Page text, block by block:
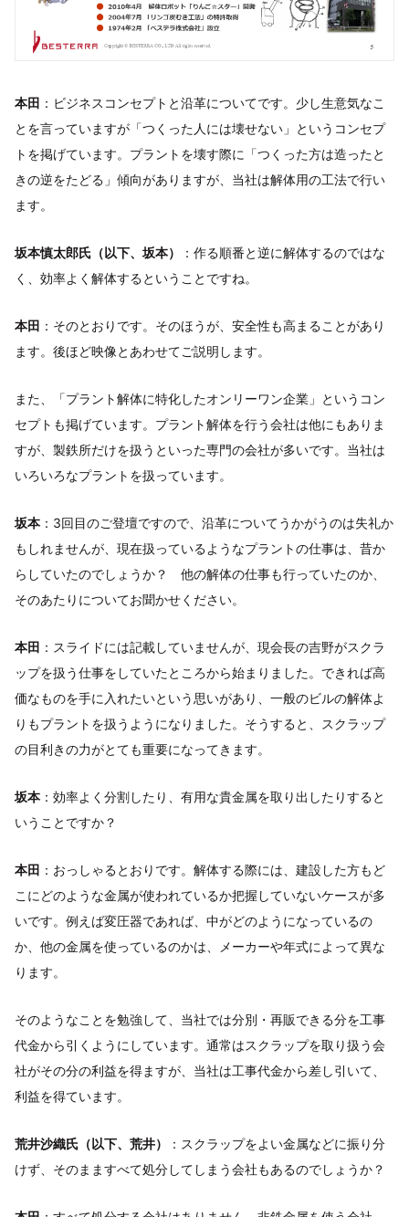
本田 ：ビジネスコンセプトと沿革についてです。少し生意気なこ
とを言っていますが「つくった人には壊せない」というコンセプ
トを掲げています。プラントを壊す際に「つくった方は造ったと
きの逆をたどる」傾向がありますが、当社は解体用の工法で行い
ます。
坂本慎太郎氏（以下、坂本）
：作る順番と逆に解体するのではな
く、効率よく解体するということですね。
本田 ：そのとおりです。そのほうが、安全性も高まることがあり
ます。後ほど映像とあわせてご説明します。
また、「プラント解体に特化したオンリーワン企業」というコン
セプトも掲げています。プラント解体を行う会社は他にもありま
すが、製鉄所だけを扱うといった専門の会社が多いです。当社は
いろいろなプラントを扱っています。
坂本 ：3回目のご登壇ですので、沿革についてうかがうのは失礼か
もしれませんが、現在扱っているようなプラントの仕事は、昔か
らしていたのでしょうか？ 他の解体の仕事も行っていたのか、
そのあたりについてお聞かせください。
本田 ：スライドには記載していませんが、現会長の吉野がスクラ
ップを扱う仕事をしていたところから始まりました。できれば高
価なものを手に入れたいという思いがあり、一般のビルの解体よ
りもプラントを扱うようになりました。そうすると、スクラップ
の目利きの力がとても重要になってきます。
坂本 ：効率よく分割したり、有用な貴金属を取り出したりすると
いうことですか？
本田 ：おっしゃるとおりです。解体する際には、建設した方もど
こにどのような金属が使われているか把握していないケースが多
いです。例えば変圧器であれば、中がどのようになっているの
か、他の金属を使っているのかは、メーカーや年式によって異な
ります。
そのようなことを勉強して、当社では分別・再販できる分を工事
代金から引くようにしています。通常はスクラップを取り扱う会
社がその分の利益を得ますが、当社は工事代金から差し引いて、
利益を得ています。
荒井沙織氏（以下、荒井）
：スクラップをよい金属などに振り分
けず、そのまますべて処分してしまう会社もあるのでしょうか？